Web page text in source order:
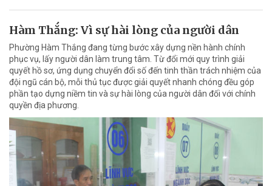
Hàm Thắng: Vì sự hài lòng của người dân
Phường Hàm Thắng đang từng bước xây dựng nền hành chính
phục vụ, lấy người dân làm trung tâm. Từ đổi mới quy trình giải
quyết hồ sơ, ứng dụng chuyển đổi số đến tinh thần trách nhiệm của
đội ngũ cán bộ, mỗi thủ tục được giải quyết nhanh chóng đều góp
phần tạo dựng niềm tin và sự hài lòng của người dân đối với chính
quyền địa phương.